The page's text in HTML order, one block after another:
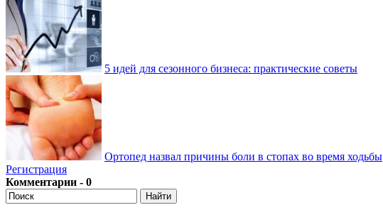
5 идей для сезонного бизнеса: практические советы
Ортопед назвал причины боли в стопах во время ходьбы
Регистрация
Комментарии - 0